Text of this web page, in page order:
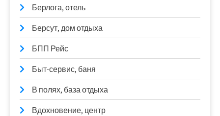
Берлога, отель
Берсут, дом отдыха
БПП Рейс
Быт-сервис, баня
В полях, база отдыха
Вдохновение, центр